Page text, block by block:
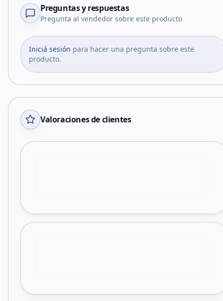
Preguntas y respuestas
Pregunta al vendedor sobre este producto
Iniciá sesión para hacer una pregunta sobre este
producto.
Valoraciones de clientes